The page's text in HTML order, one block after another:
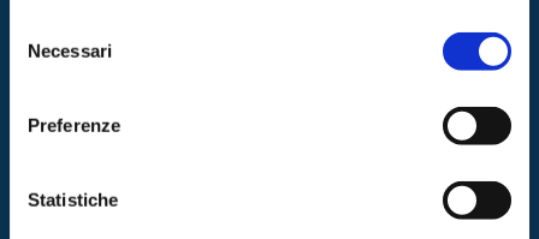
E' possibile rivedere le proprie scelte sull'utilizzo dei
La chiusura di questo banner tramite la "X" in alto a
destra comporta il rifiuto al consenso all'uso dei cookie a
correttamente
delNecessari
Preferenze
Statistiche